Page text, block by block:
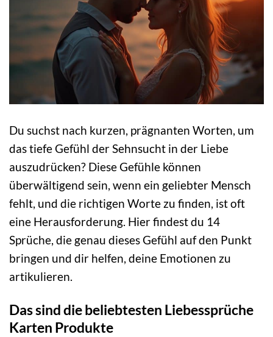
Du suchst nach kurzen, prägnanten Worten, um
das tiefe Gefühl der Sehnsucht in der Liebe
auszudrücken? Diese Gefühle können
überwältigend sein, wenn ein geliebter Mensch
fehlt, und die richtigen Worte zu finden, ist oft
eine Herausforderung. Hier findest du 14
Sprüche, die genau dieses Gefühl auf den Punkt
bringen und dir helfen, deine Emotionen zu
artikulieren.
Das sind die beliebtesten Liebessprüche
Karten Produkte